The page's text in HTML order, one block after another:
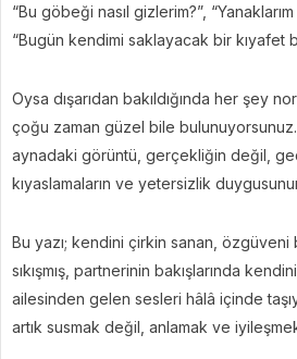
“Bu göbeği nasıl gizlerim?”,
“Bugün kendimi saklayacak bir kıyafet
Oysa dışarıdan bakıldığında her şey
çoğu zaman güzel bile
aynadaki görüntü, gerçekliğin değil,
kıyaslamaların ve yetersizlik
Bu yazı; kendini çirkin sanan,
sıkışmış, partnerinin bakışlarında
ailesinden gelen sesleri hâlâ içinde
artık susmak değil, anlamak ve